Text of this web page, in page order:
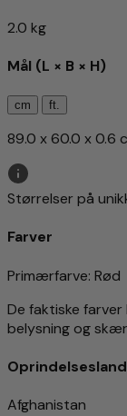
2.0 kg
Mål (L × B × H)
cm ft.
89.0 x 60.0 x 0.6
Størrelser på
Farver
Primærfarve: Rød
De faktiske
belysning og
Oprindelsesland
Afghanistan